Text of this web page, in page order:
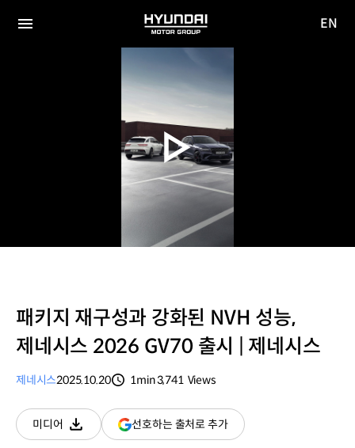
HYUNDAI
MOTOR
EN
패키지 재구성과 강화된 NVH 성능,
제네시스 2026 GV70 출시 | 제네시스
제네시스2025.10.20
1min3,741 Views
미디어
다운로드
선호하는 출처로 추가(새
창